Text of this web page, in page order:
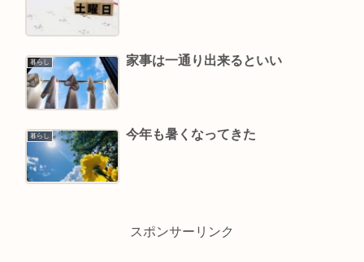
暮らし 家事は一通り出来るといい
暮らし 今年も暑くなってきた
スポンサーリンク